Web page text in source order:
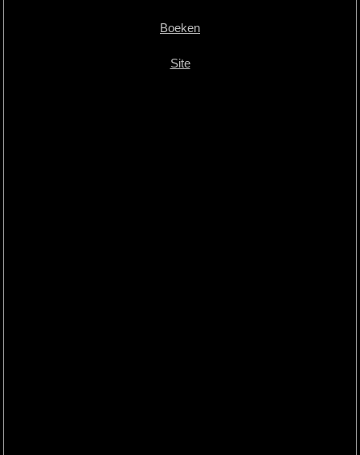
Boeken
Site